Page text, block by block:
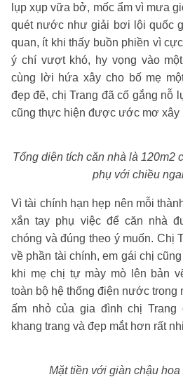
lụp xụp vữa bở, mốc ẩm vì mưa
quét nước như giải bơi lội quốc
quan, ít khi thấy buồn phiền vì
ý chí vượt khó, hy vọng vào
cùng lời hứa xây cho bố mẹ
đẹp đẽ, chị Trang đã cố gắng nỗ
cũng thực hiện được ước mơ xây
Tổng diện tích căn nhà là 120m2
phụ với chiều
Vì tài chính hạn hẹp nên mỗi
xắn tay phụ việc để căn nhà
chóng và đúng theo ý muốn. Chị
về phần tài chính, em gái chị
khi mẹ chị tự mày mò lên bản
toàn bộ hệ thống điện nước trong
ấm nhỏ của gia đình chị Trang
khang trang và đẹp mắt hơn rất
Mặt tiền với giàn chậu